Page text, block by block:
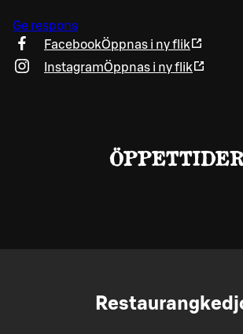
Ge respons
FacebookÖppnas i ny flik
InstagramÖppnas i ny flik
ÖPPETTIDER